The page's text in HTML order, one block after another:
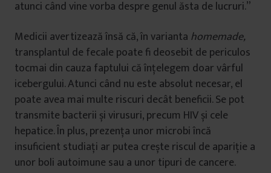
atunci când vine vorba despre genul ăsta de lucruri.”
Medicii avertizează însă că, în varianta homemade,
transplantul de fecale poate fi deosebit de periculos
tocmai din cauza faptului că înțelegem doar vârful
icebergului. Atunci când nu este absolut necesar, el
poate avea mai multe riscuri decât beneficii. Se pot
transmite bacterii și virusuri, precum HIV și cele
hepatice. În plus, prezența unor microbi încă
insuficient studiați ar putea crește riscul de apariție a
unor boli autoimune sau a unor tipuri de cancere.